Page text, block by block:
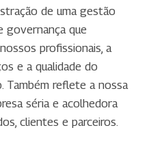
de uma gestão
governança que
profissionais, a
e a qualidade do
Também reflete a nossa
séria e acolhedora
clientes e parceiros.